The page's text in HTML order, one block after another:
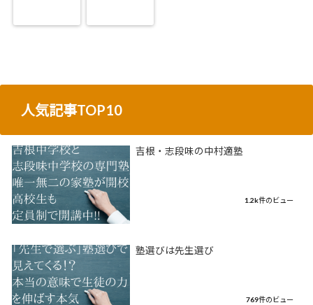
人気記事TOP10
吉根・志段味の中村適塾
1.2k件のビュー
塾選びは先生選び
769件のビュー